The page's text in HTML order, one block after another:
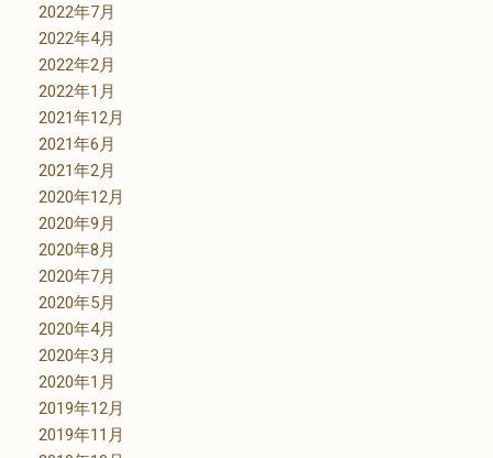
2022年7月
2022年4月
2022年2月
2022年1月
2021年12月
2021年6月
2021年2月
2020年12月
2020年9月
2020年8月
2020年7月
2020年5月
2020年4月
2020年3月
2020年1月
2019年12月
2019年11月